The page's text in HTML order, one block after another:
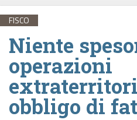
FISCO
Niente
operazioni
obbligo di